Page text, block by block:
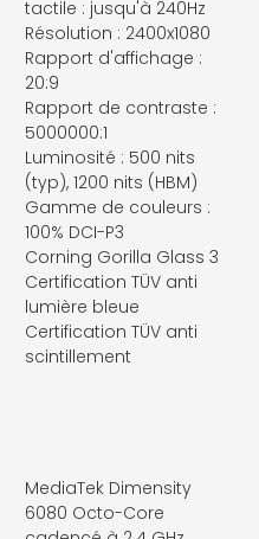
tactile : jusqu'à 240Hz
Résolution : 2400x1080
Rapport d'affichage :
20:9
Rapport de contraste :
5000000:1
Luminosité : 500 nits
(typ), 1200 nits (HBM)
Gamme de couleurs :
100% DCI-P3
Corning Gorilla Glass 3
Certification TÜV anti
lumière bleue
Certification TÜV anti
scintillement
MediaTek Dimensity
6080 Octo-Core